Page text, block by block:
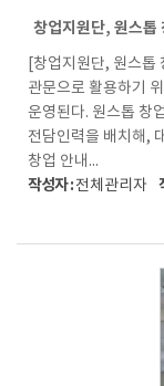
창업지원단, 원스톱
[창업지원단, 원스
관문으로 활용하기
운영된다. 원스톱 창
전담인력을 배치해,
창업 안내...
작성자 :전체관리자